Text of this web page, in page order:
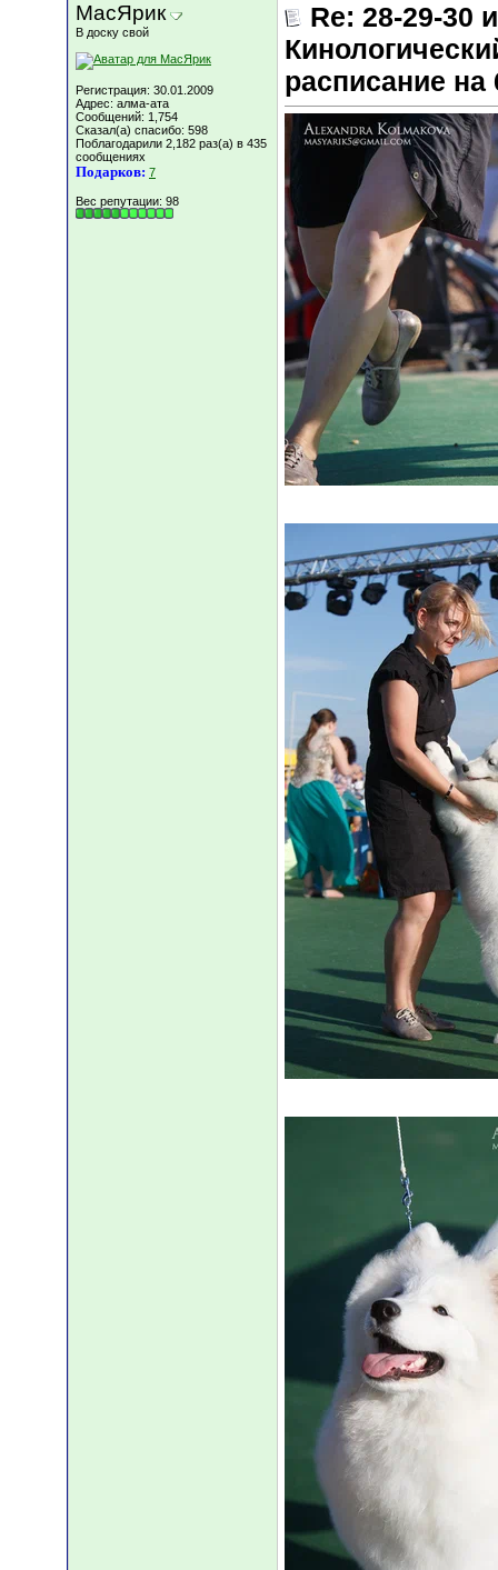
МасЯрик
В доску свой
Регистрация: 30.01.2009
Адрес: алма-ата
Сообщений: 1,754
Сказал(а) спасибо: 598
Поблагодарили 2,182 раз(а) в 435
сообщениях
Подарков: 7
Вес репутации: 98
Re: 28-29-
расписание на